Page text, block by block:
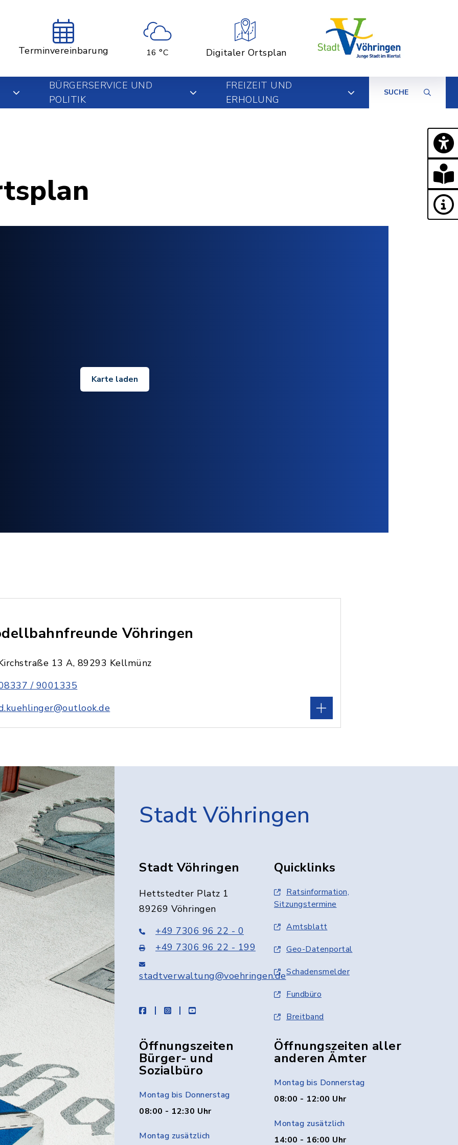
Terminvereinbarung 16 °C Digitaler Ortsplan
BÜRGERSERVICE UND
POLITIK
FREIZEIT UND
ERHOLUNG
SUCHE
Karte laden
Vöhringen
13 A, 89293 Kellmünz
/ 9001335
Stadt Vöhringen
Stadt Vöhringen
Hettstedter Platz 1
89269 Vöhringen
+49 7306 96 22 - 0
+49 7306 96 22 - 199
stadtverwaltung@voehringen.de
facebookinstagramyoutube
Quicklinks
Ratsinformation,
Sitzungstermine
Amtsblatt
Geo-Datenportal
Schadensmelder
Fundbüro
Breitband
Öffnungszeiten
Bürger- und
Sozialbüro
Montag bis Donnerstag
08:00 - 12:30 Uhr
Montag zusätzlich
Öffnungszeiten aller
anderen Ämter
Montag bis Donnerstag
08:00 - 12:00 Uhr
Montag zusätzlich
14:00 - 16:00 Uhr